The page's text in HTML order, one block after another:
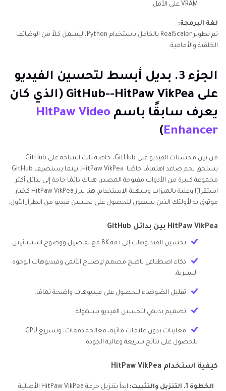
VRAM على الأقل.
لغة البرمجة:
تم تطوير RealScaler بالكامل باستخدام Python، ليشمل كلاً من الوظائف
الخلفية والأمامية.
الجزء 3. بديل أبسط لتحسين الفيديو
على GitHub--HitPaw VikPea (الذي كان
يعرف سابقًا باسم HitPaw Video
Enhancer
)
من بين محسنات الفيديو على GitHub، خاصة تلك المتاحة على GitHub،
يستحق نجم صاعد اهتمامًا خاصًا: HitPaw VikPea. بينما يستضيف GitHub
مجموعة كبيرة من الأدوات مفتوحة المصدر، هناك دائمًا حاجة إلى بدائل أكثر
استقرارًا وغنية بالميزات وسهلة الاستخدام. هنا يبرز HitPaw VikPea كخيار
موثوق به لأولئك الذين يسعون للحصول على تحسين فيديو من الطراز الأول.
HitPaw VikPea بين بدائل GitHub
تحسين الفيديوهات إلى دقة 8K مع تفاصيل ووضوح استثنائيين.
ذكاء اصطناعي ناضج مصمم لإصلاح الأنمي وفيديوهات الوجوه
البشرية.
تقليل الضوضاء للحصول على فيديوهات واضحة تمامًا.
تصميم بديهي لتحسين الفيديو بسهولة.
معاينات بدون علامات مائية، معالجة دفعات، وتسريع GPU
للحصول على نتائج سريعة وعالية الجودة.
كيفية استخدام HitPaw VikPea
الخطوة 1. التنزيل والتثبيت:
ابدأ بتنزيل حزمة HitPaw VikPea الأصلية